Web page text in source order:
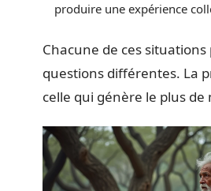
produire une expérience
Chacune de ces situations
questions différentes. La
celle qui génère le plus